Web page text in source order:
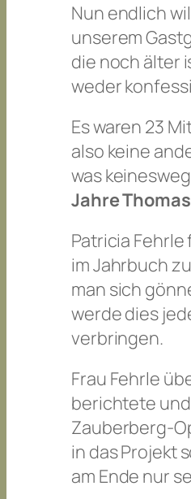
Nun endlich
unserem
die noch älter
weder
Es waren 23
also keine
was
Jahre
Patricia
im Jahrbuch
man sich
werde dies
verbringen.
Frau Fehrle
berichtete und
Zauberberg-
in das Projekt
am Ende nur